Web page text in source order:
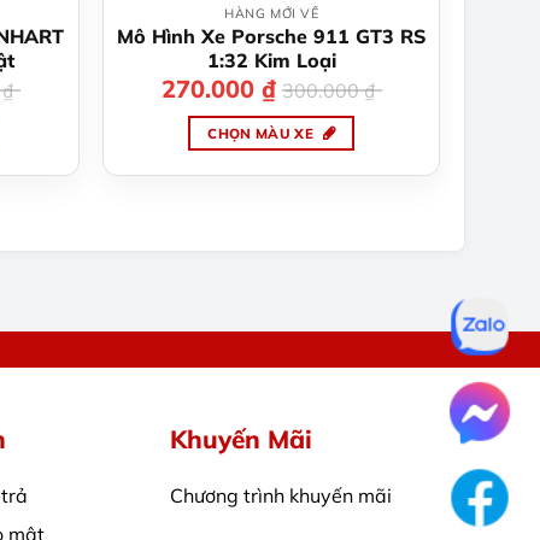
₫
HÀNG MỚI VỀ
Mô Hình Xe Porsche 911 GT3 RS
1:32 Kim Loại
300.000₫
Giá
gốc
là:
300.000 ₫.
270.000 ₫Giá
hiện
tại
là:
270.000 ₫.
CHỌN MÀU XE
có
thể.
có
được
mật
Khuyến Mãi
Chương trình khuyến mãi